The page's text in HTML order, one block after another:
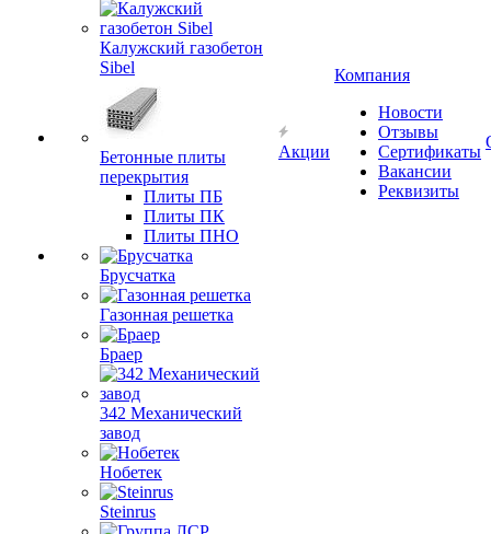
Калужский газобетон
Sibel
Бетонные плиты
перекрытия
Плиты ПБ
Плиты ПК
Плиты ПНО
Брусчатка
Газонная решетка
Браер
342 Механический
завод
Нобетек
Steinrus
Акции
Компания
Новости
Отзывы
Сертификаты
Вакансии
Реквизиты